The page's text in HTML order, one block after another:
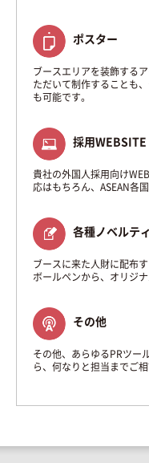
ポスター
ブースエリアを装飾する
ただいて制作することも
も可能です。
採用WEBSITE
貴社の外国人採用向け
応はもちろん、ASEAN各
各種ノベルティ
ブースに来た人財に配布
ボールペンから、オリジ
その他
その他、あらゆるPRツー
ら、何なりと担当までご相